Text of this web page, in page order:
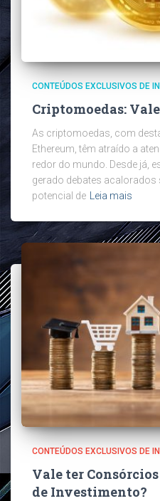
CONTEÚDOS EXCLUSIVOS DE
Criptomoedas:
As criptomoedas, com
Ethereum, têm atraído a
redor do mundo. Desde já,
gerado debates acalorados
potencial de
Leia mais
CONTEÚDOS EXCLUSIVOS DE
Vale ter
de Investimento?